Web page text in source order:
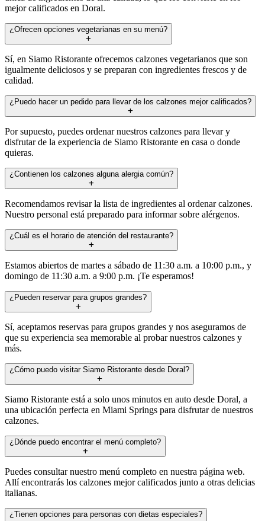
mejor calificados en Doral.
¿Ofrecen opciones vegetarianas en su menú?
Sí, en Siamo Ristorante ofrecemos calzones vegetarianos que son
igualmente deliciosos y se preparan con ingredientes frescos y de
calidad.
¿Puedo hacer un pedido para llevar de los calzones mejor calificados?
Por supuesto, puedes ordenar nuestros calzones para llevar y
disfrutar de la experiencia de Siamo Ristorante en casa o donde
quieras.
¿Contienen los calzones alguna alergia común?
Recomendamos revisar la lista de ingredientes al ordenar calzones.
Nuestro personal está preparado para informar sobre alérgenos.
¿Cuál es el horario de atención del restaurante?
Estamos abiertos de martes a sábado de 11:30 a.m. a 10:00 p.m., y
domingo de 11:30 a.m. a 9:00 p.m. ¡Te esperamos!
¿Pueden reservar para grupos grandes?
Sí, aceptamos reservas para grupos grandes y nos aseguramos de
que su experiencia sea memorable al probar nuestros calzones y
más.
¿Cómo puedo visitar Siamo Ristorante desde Doral?
Siamo Ristorante está a solo unos minutos en auto desde Doral, a
una ubicación perfecta en Miami Springs para disfrutar de nuestros
calzones.
¿Dónde puedo encontrar el menú completo?
Puedes consultar nuestro menú completo en nuestra página web.
Allí encontrarás los calzones mejor calificados junto a otras delicias
italianas.
¿Tienen opciones para personas con dietas especiales?